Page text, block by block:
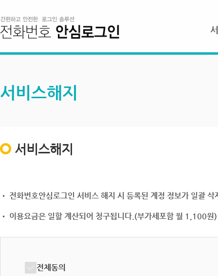
서비스해지
서비스해지
• 전화번호안심로그인 서비스 해지 시 등록된 계정 정보가 일괄
• 이용요금은 일할 계산되어 청구됩니다.(부가세포함 월 1,100원)
전체동의